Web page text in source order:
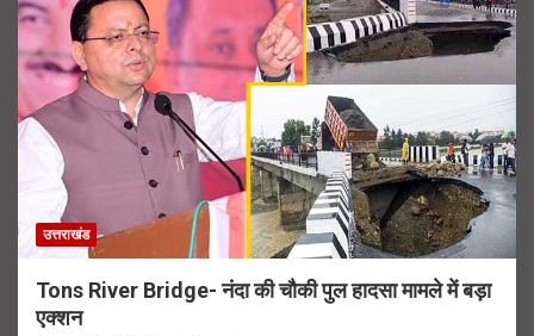
उत्तराखंड
Tons River Bridge- नंदा की चौकी पुल हादसा मामले में बड़ा
एक्शन